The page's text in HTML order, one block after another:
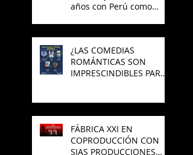
años con Perú como
¿LAS COMEDIAS
ROMÁNTICAS SON
IMPRESCINDIBLES PARA
FÁBRICA XXI EN
COPRODUCCIÓN CON
SIAS PRODUCCIONES